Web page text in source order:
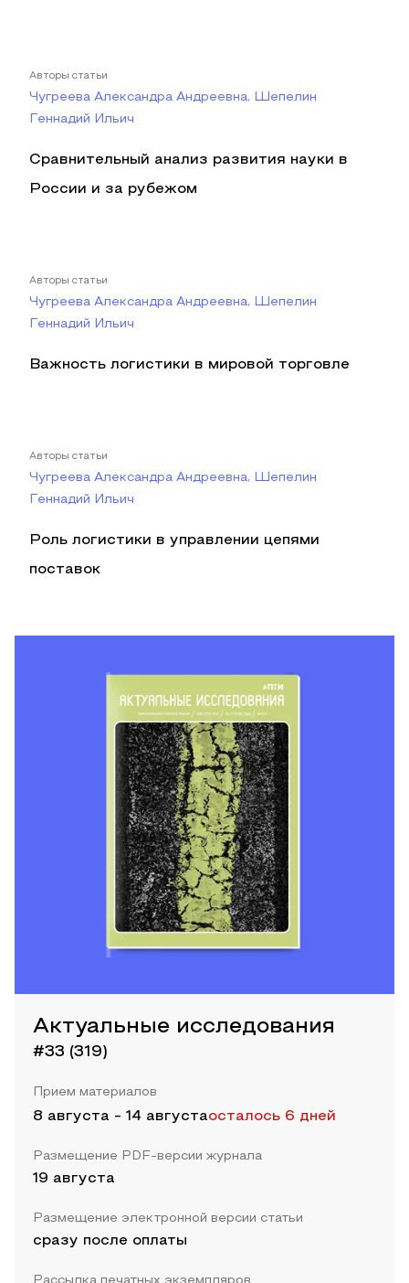
Авторы статьи
Чугреева Александра Андреевна, Шепелин
Геннадий Ильич
Сравнительный анализ развития науки в
России и за рубежом
Авторы статьи
Чугреева Александра Андреевна, Шепелин
Геннадий Ильич
Важность логистики в мировой торговле
Авторы статьи
Чугреева Александра Андреевна, Шепелин
Геннадий Ильич
Роль логистики в управлении цепями
поставок
Актуальные исследования
#33 (319)
Прием материалов
8 августа - 14 августаосталось 6 дней
Размещение PDF-версии журнала
19 августа
Размещение электронной версии статьи
сразу после оплаты